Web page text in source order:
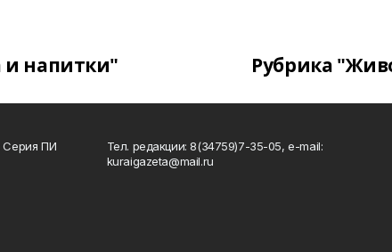
и напитки" Рубрика
Серия ПИ
Тел. редакции: 8(34759)7-35-05, e-mail:
kuraigazeta@mail.ru